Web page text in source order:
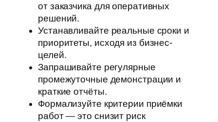
от заказчика для оперативных
решений.
Устанавливайте реальные сроки и
приоритеты, исходя из бизнес-
целей.
Запрашивайте регулярные
промежуточные демонстрации и
краткие отчёты.
Формализуйте критерии приёмки
работ — это снизит риск